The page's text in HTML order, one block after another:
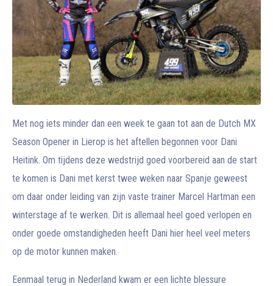
Met nog iets minder dan een week te gaan tot aan de Dutch MX
Season Opener in Lierop is het aftellen begonnen voor Dani
Heitink. Om tijdens deze wedstrijd goed voorbereid aan de start
te komen is Dani met kerst twee weken naar Spanje geweest
om daar onder leiding van zijn vaste trainer Marcel Hartman een
winterstage af te werken. Dit is allemaal heel goed verlopen en
onder goede omstandigheden heeft Dani hier heel veel meters
op de motor kunnen maken.
Eenmaal terug in Nederland kwam er een lichte blessure